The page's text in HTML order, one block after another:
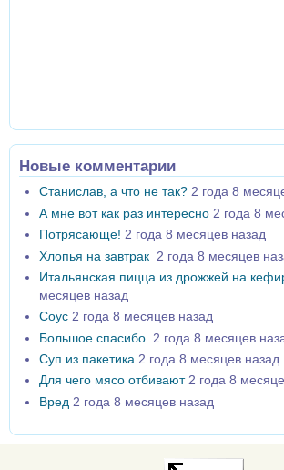
Новые комментарии
Станислав, а что не так? 2 года 8
А мне вот как раз интересно 2 года 8
Потрясающе! 2 года 8 месяцев назад
Хлопья на завтрак 2 года 8 месяцев
Итальянская пицца из дрожжей на
месяцев назад
Соус 2 года 8 месяцев назад
Большое спасибо 2 года 8 месяцев
Суп из пакетика 2 года 8 месяцев назад
Для чего мясо отбивают 2 года 8
Вред 2 года 8 месяцев назад